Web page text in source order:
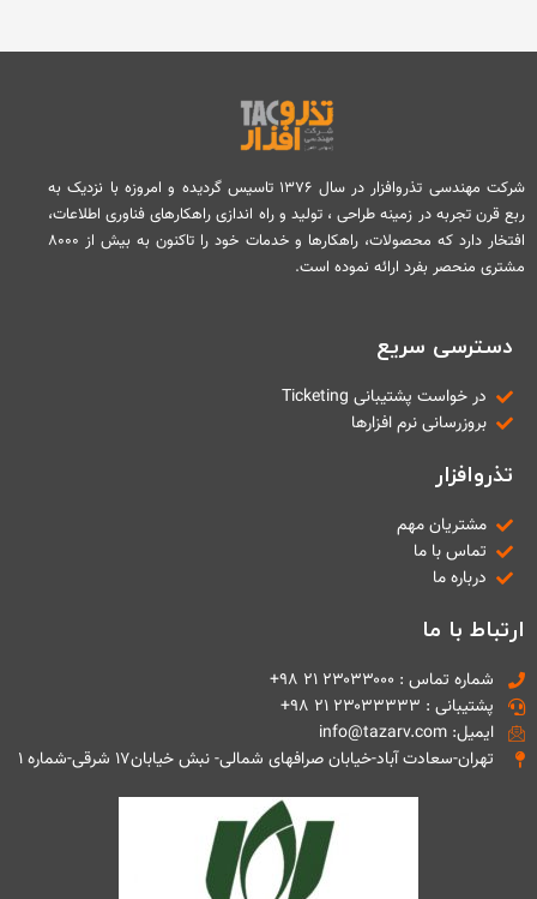
شرکت مهندسی تذروافزار در سال ۱۳۷۶ تاسیس گردیده و امروزه با نزدیک به
ربع قرن تجربه در زمینه طراحی ، تولید و راه اندازی راهکارهای فناوری اطلاعات،
افتخار دارد که محصولات، راهکارها و خدمات خود را تاکنون به بیش از ۸۰۰۰
مشتری منحصر بفرد ارائه نموده است.
دسترسی سریع
در خواست پشتیبانی Ticketing
بروزرسانی نرم افزارها
تذروافزار
مشتریان مهم
تماس با ما
درباره ما
ارتباط با ما
شماره تماس : ۲۳۰۳۳۰۰۰ ۲۱ ۹۸+
پشتیبانی : ۲۳۰۳۳۳۳۳ ۲۱ ۹۸+
ایمیل: info@tazarv.com
تهران-سعادت آباد-خیابان صرافهای شمالی- نبش خیابان۱۷ شرقی-شماره ۱